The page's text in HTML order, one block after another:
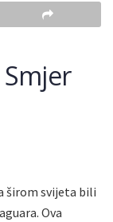
Smjer
širom svijeta bili
Ova